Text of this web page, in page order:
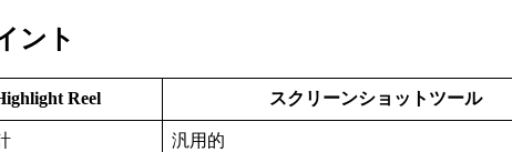
ント
Reel スクリーンショットツール
汎用的